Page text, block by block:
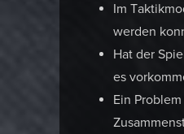
Im
werden
Hat der
es
Ein